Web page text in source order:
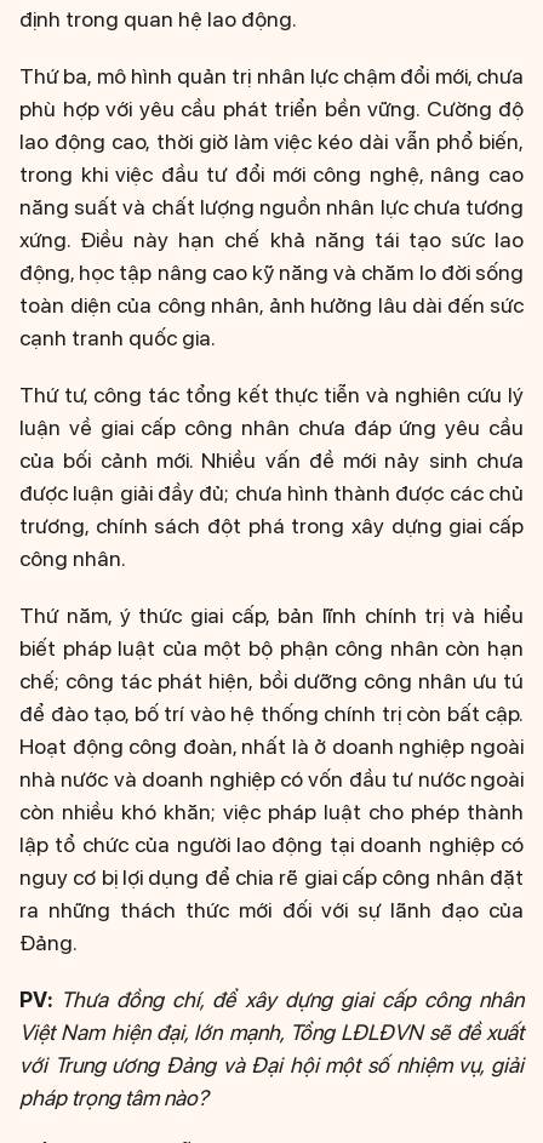
định trong quan hệ lao động.
Thứ ba, mô hình quản trị nhân lực chậm đổi mới, chưa
phù hợp với yêu cầu phát triển bền vững. Cường độ
lao động cao, thời giờ làm việc kéo dài vẫn phổ biến,
trong khi việc đầu tư đổi mới công nghệ, nâng cao
năng suất và chất lượng nguồn nhân lực chưa tương
xứng. Điều này hạn chế khả năng tái tạo sức lao
động, học tập nâng cao kỹ năng và chăm lo đời sống
toàn diện của công nhân, ảnh hưởng lâu dài đến sức
cạnh tranh quốc gia.
Thứ tư, công tác tổng kết thực tiễn và nghiên cứu lý
luận về giai cấp công nhân chưa đáp ứng yêu cầu
của bối cảnh mới. Nhiều vấn đề mới nảy sinh chưa
được luận giải đầy đủ; chưa hình thành được các chủ
trương, chính sách đột phá trong xây dựng giai cấp
công nhân.
Thứ năm, ý thức giai cấp, bản lĩnh chính trị và hiểu
biết pháp luật của một bộ phận công nhân còn hạn
chế; công tác phát hiện, bồi dưỡng công nhân ưu tú
để đào tạo, bố trí vào hệ thống chính trị còn bất cập.
Hoạt động công đoàn, nhất là ở doanh nghiệp ngoài
nhà nước và doanh nghiệp có vốn đầu tư nước ngoài
còn nhiều khó khăn; việc pháp luật cho phép thành
lập tổ chức của người lao động tại doanh nghiệp có
nguy cơ bị lợi dụng để chia rẽ giai cấp công nhân đặt
ra những thách thức mới đối với sự lãnh đạo của
Đảng.
PV: Thưa đồng chí, để xây dựng giai cấp công nhân
Việt Nam hiện đại, lớn mạnh, Tổng LĐLĐVN sẽ đề xuất
với Trung ương Đảng và Đại hội một số nhiệm vụ, giải
pháp trọng tâm nào?